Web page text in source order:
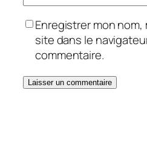
Enregistrer mon
site dans le
commentaire.